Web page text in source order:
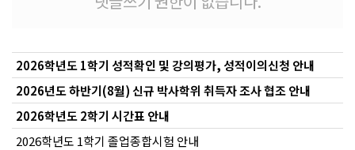
2026학년도 1학기 성적확인 및 강의평가, 성적이의신청 안내
2026년도 하반기(8월) 신규 박사학위 취득자 조사 협조 안내
2026학년도 2학기 시간표 안내
2026학년도 1학기 졸업종합시험 안내